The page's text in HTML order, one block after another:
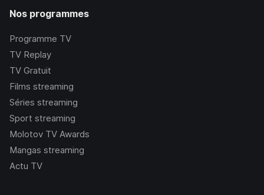
Nos programmes
Programme TV
TV Replay
TV Gratuit
Films streaming
Séries streaming
Sport streaming
Molotov TV Awards
Mangas streaming
Actu TV